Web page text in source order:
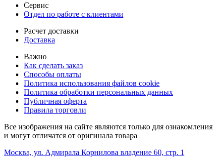
Сервис
Отдел по работе с клиентами
Расчет доставки
Доставка
Важно
Как сделать заказ
Способы оплаты
Политика использования файлов cookie
Политика обработки персональных данных
Публичная оферта
Правила торговли
Все изображения на сайте являются только для ознакомления
и могут отличатся от оригинала товара
Москва, ул. Адмирала Корнилова владение 60, стр. 1